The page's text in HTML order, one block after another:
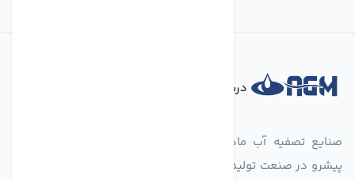
درباره فروشگاه
پیشرو در صنعت تولید تجهیزات تصفیه آب، با تکیه بر دانش فنی و